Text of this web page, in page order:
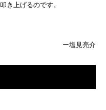
き上げるのです。
ー塩見亮介